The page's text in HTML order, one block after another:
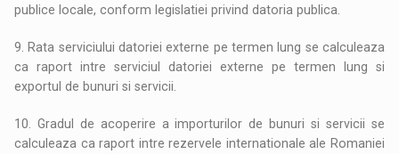
publice locale, conform legislatiei privind datoria publica.
9. Rata serviciului datoriei externe pe termen lung se calculeaza
ca raport intre serviciul datoriei externe pe termen lung si
exportul de bunuri si servicii.
10. Gradul de acoperire a importurilor de bunuri si servicii se
calculeaza ca raport intre rezervele internationale ale Romaniei